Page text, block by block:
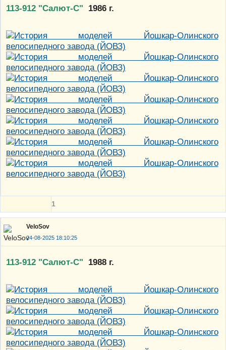
113-912 "Салют-С" 1986 г.
1
VeloSov
24-08-2025 18:10:25
113-912 "Салют-С" 1988 г.